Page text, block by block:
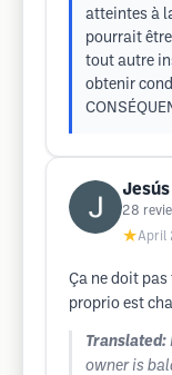
atteintes à
pourrait
tout autre
obtenir
28
★April
Ça ne doit
proprio est
Translated:
owner is